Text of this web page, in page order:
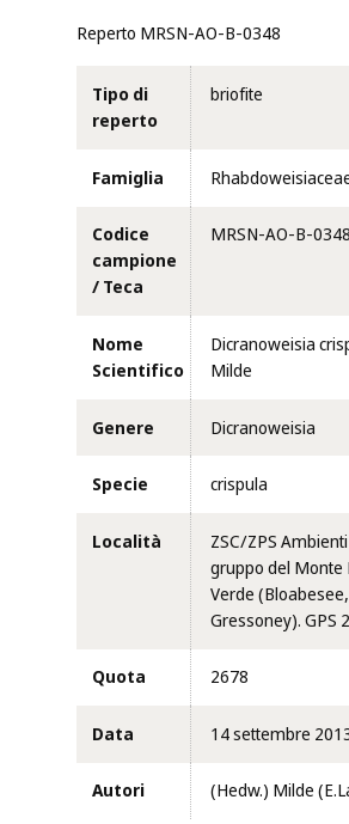
Reperto MRSN-AO-B-0348
Tipo di
reperto
briofite
Famiglia
Codice
campione
/ Teca
MRSN-AO-B-0348
Nome
Scientifico
Dicranoweisia
Milde
Genere Dicranoweisia
Specie crispula
Località
ZSC/ZPS
gruppo del Monte
Verde
Gressoney). GPS
Quota 2678
Data 14 settembre
Autori (Hedw.) Milde